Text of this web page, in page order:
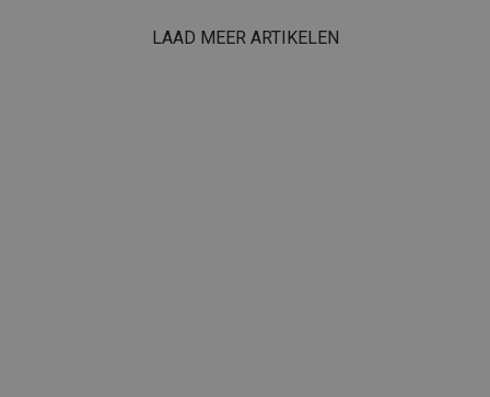
LAAD MEER ARTIKELEN